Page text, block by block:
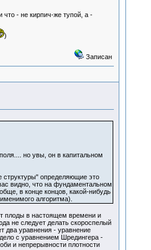
что - не кирпич-же тупой, а -
)
Записан
но увы, он в капитальном
структуры" определяющие это
видно, что на фундаментальном
в конце концов, какой-нибудь
алгоритма).
плоды в настоящем времени и
не следует делать скороспелый
два уравнения - уравнение
с уравнением Шредингера -
и непрерывности плотности